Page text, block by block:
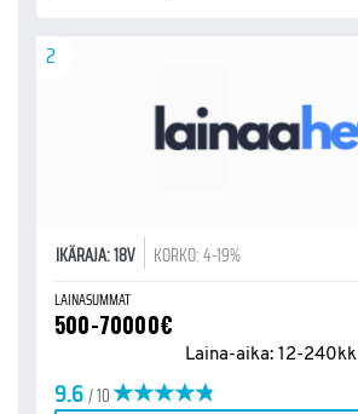
2
IKÄRAJA: 18V KORKO: 4-19%
LAINASUMMAT
500-70000€
Laina-aika: 12-240kk
9.6/ 10